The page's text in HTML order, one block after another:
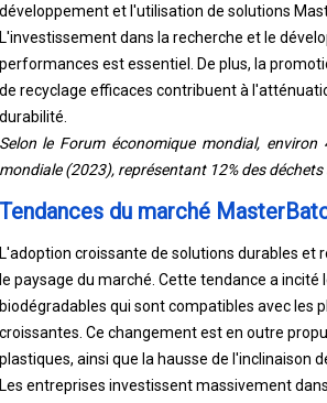
développement et l'utilisation de solutions
L'investissement dans la recherche et le
performances est essentiel. De plus, la
de recyclage efficaces contribuent à
durabilité.
Selon le Forum économique mondial,
mondiale (2023), représentant 12% des
Tendances du marché
L'adoption croissante de solutions durables
le paysage du marché. Cette tendance a
biodégradables qui sont compatibles avec les
croissantes. Ce changement est en outre
plastiques, ainsi que la hausse de l'inclinaison
Les entreprises investissent massivement